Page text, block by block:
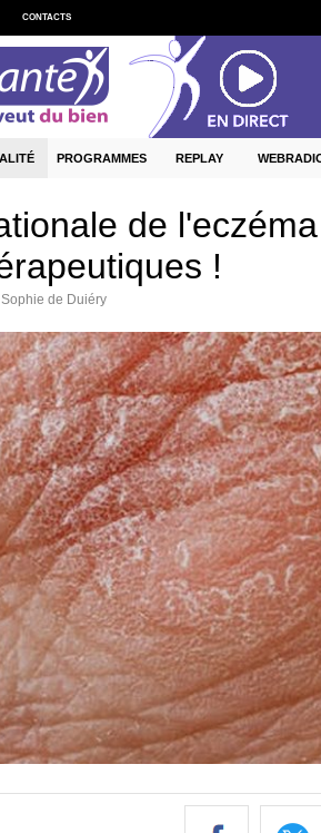
de
!
Sophie de Duiéry
CONTACTS
PROGRAMMES REPLAY